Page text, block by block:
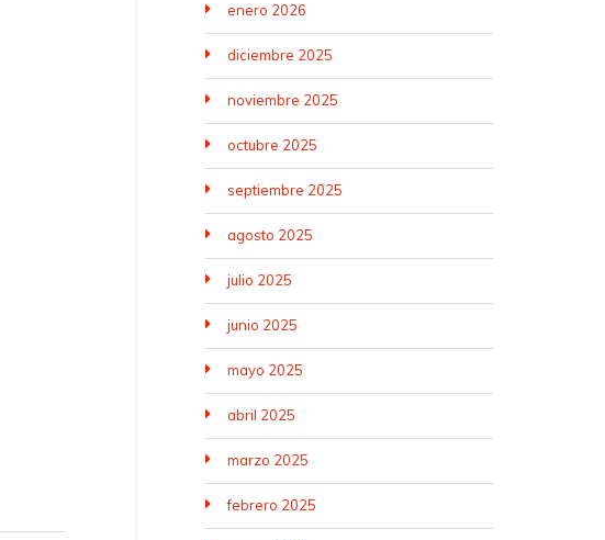
enero 2026
diciembre 2025
noviembre 2025
octubre 2025
septiembre 2025
agosto 2025
julio 2025
junio 2025
mayo 2025
abril 2025
marzo 2025
febrero 2025